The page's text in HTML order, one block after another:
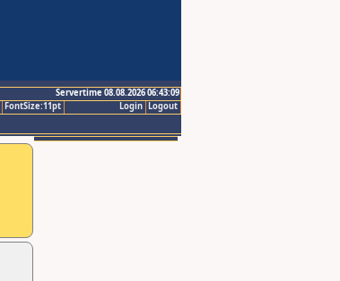
Servertime 08.08.2026 06:43:09
Logout
Login
FontSize:11pt